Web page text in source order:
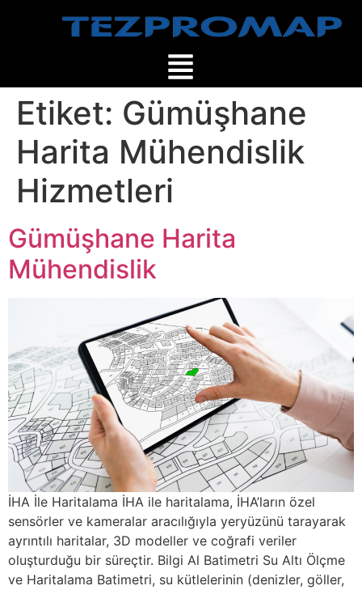
Etiket: Gümüşhane
Harita Mühendislik
Hizmetleri
Gümüşhane Harita
Mühendislik
İHA İle Haritalama İHA ile haritalama, İHA’ların özel
sensörler ve kameralar aracılığıyla yeryüzünü tarayarak
ayrıntılı haritalar, 3D modeller ve coğrafi veriler
oluşturduğu bir süreçtir. Bilgi Al Batimetri Su Altı Ölçme
ve Haritalama Batimetri, su kütlelerinin (denizler, göller,